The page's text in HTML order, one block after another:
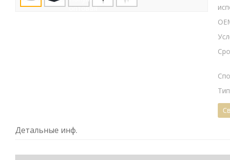
Тип
Детальные инф.